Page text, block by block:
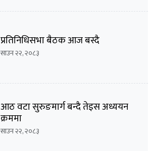
प्रतिनिधिसभा बैठक आज बस्दै
साउन २२, २०८३
आठ वटा सुरुङमार्ग बन्दै तेइस अध्ययन
क्रममा
साउन २२, २०८३